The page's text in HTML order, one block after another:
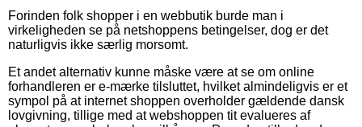
Forinden folk shopper i en webbutik burde man i
virkeligheden se på netshoppens betingelser, dog er det
naturligvis ikke særlig morsomt.
Et andet alternativ kunne måske være at se om online
forhandleren er e-mærke tilsluttet, hvilket almindeligvis er et
sympol på at internet shoppen overholder gældende dansk
lovgivning, tillige med at webshoppen tit evalueres af